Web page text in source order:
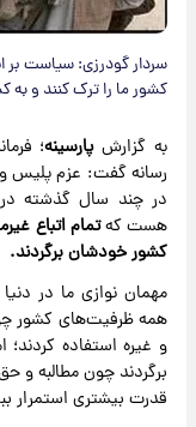
سردار گودرزی: سیاست بر
کشور ما را ترک کنند و به
به گزارشپارسینه؛
رسانه گفت: عزم پلیس و
در چند سال گذشته
هست کهتمام اتباع
کشور خودشان برگردند.
مهمان نوازی ما در
همه ظرفیت‌های کشور
و غیره استفاده
برگردند چون مطالبه و
قدرت بیشتری استمرار